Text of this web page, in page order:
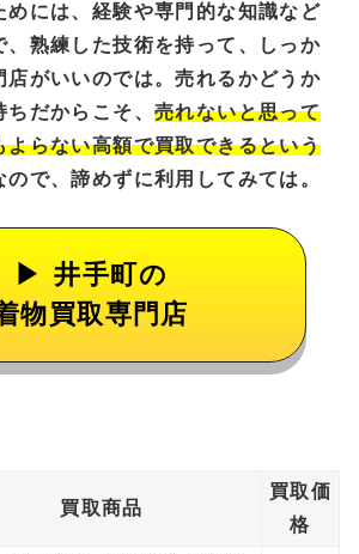
めには、経験や専門的な知識など
、熟練した技術を持って、しっか
店がいいのでは。売れるかどうか
だからこそ、 売れないと思って
よらない高額で買取できるという
ので、諦めずに利用してみては。
井手町の
物買取専門店
買取商品
買取価
格